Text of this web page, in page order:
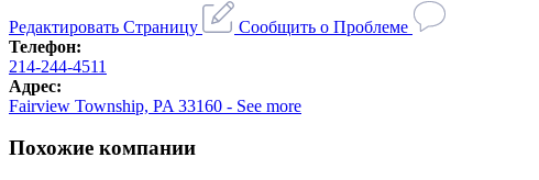
Редактировать Страницу
Сообщить о Проблеме
Телефон:
214-244-4511
Адрес:
Fairview Township, PA 33160 - See more
Похожие компании